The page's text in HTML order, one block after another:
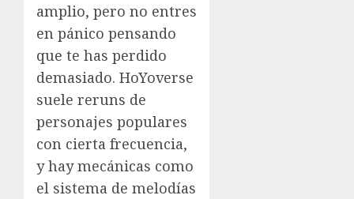
amplio, pero no entres
en pánico pensando
que te has perdido
demasiado. HoYoverse
suele reruns de
personajes populares
con cierta frecuencia,
y hay mecánicas como
el sistema de melodías